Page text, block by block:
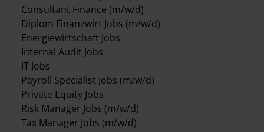
Consultant Finance (m/w/d)
Diplom Finanzwirt Jobs (m/w/d)
Energiewirtschaft Jobs
Internal Audit Jobs
IT Jobs
Payroll Specialist Jobs (m/w/d)
Private Equity Jobs
Risk Manager Jobs (m/w/d)
Tax Manager Jobs (m/w/d)